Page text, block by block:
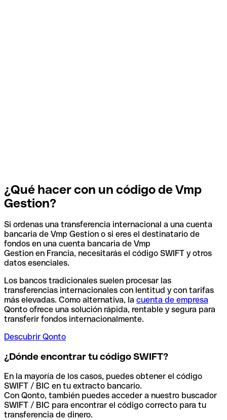
¿Qué hacer con un código de Vmp
Gestion?
Si ordenas una transferencia internacional a una cuenta
bancaria de Vmp Gestion o si eres el destinatario de
fondos en una cuenta bancaria de Vmp
Gestion en Francia, necesitarás el código SWIFT y otros
datos esenciales.
Los bancos tradicionales suelen procesar las
transferencias internacionales con lentitud y con tarifas
más elevadas. Como alternativa, la cuenta de empresa
Qonto ofrece una solución rápida, rentable y segura para
transferir fondos internacionalmente.
Descubrir Qonto
¿Dónde encontrar tu código SWIFT?
En la mayoría de los casos, puedes obtener el código
SWIFT / BIC en tu extracto bancario.
Con Qonto, también puedes acceder a nuestro buscador
SWIFT / BIC para encontrar el código correcto para tu
transferencia de dinero.